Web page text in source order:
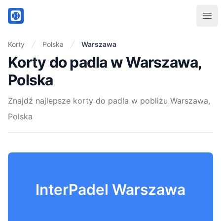
PadelMix
Korty Polska Warszawa
Korty do padla w Warszawa,
Polska
Znajdź najlepsze korty do padla w pobliżu Warszawa,
Polska
InterPadel Warszawa